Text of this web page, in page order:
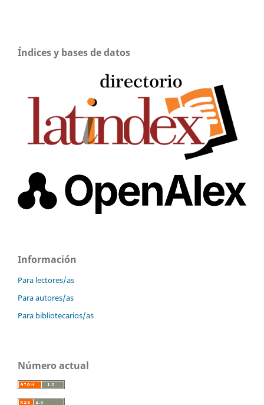
Índices y bases de datos
Información
Para lectores/as
Para autores/as
Para bibliotecarios/as
Número actual